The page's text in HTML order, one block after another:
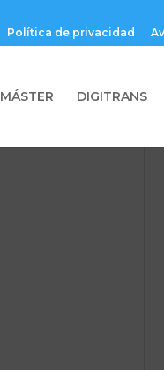
Política de privacidad
MÁSTER DIGITRANS